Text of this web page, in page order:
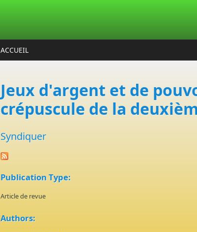
ACCUEIL
Jeux d'argent et de
crépuscule de la
Syndiquer
Publication Type:
Article de revue
Authors: